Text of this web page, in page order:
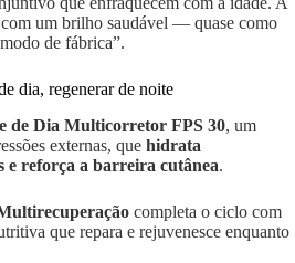
um brilho saudável — quase como
de fábrica”.
dia, regenerar de noite
de Dia Multicorretor FPS 30, um
externas, que hidrata
e reforça a barreira cutânea.
completa o ciclo com
que repara e rejuvenesce enquanto